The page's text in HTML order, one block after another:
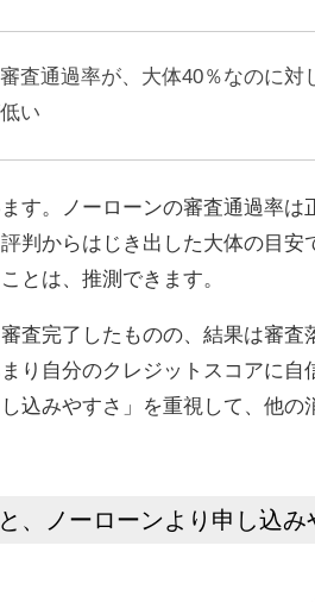
査通過率が、大体40％なのに
い
す。ノーローンの審査通過率
判からはじき出した大体の目安
とは、推測できます。
査完了したものの、結果は審
り自分のクレジットスコアに自
込みやすさ」を重視して、他
、ノーローンより申し込み